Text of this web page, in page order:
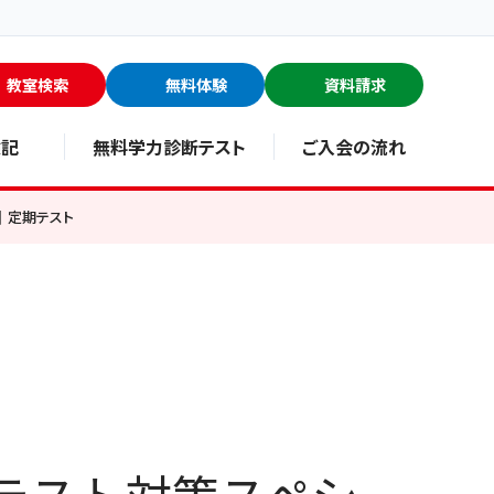
教室検索 無料体験 資料請求
無料学力診断テスト ご入会の流れ
定期テスト